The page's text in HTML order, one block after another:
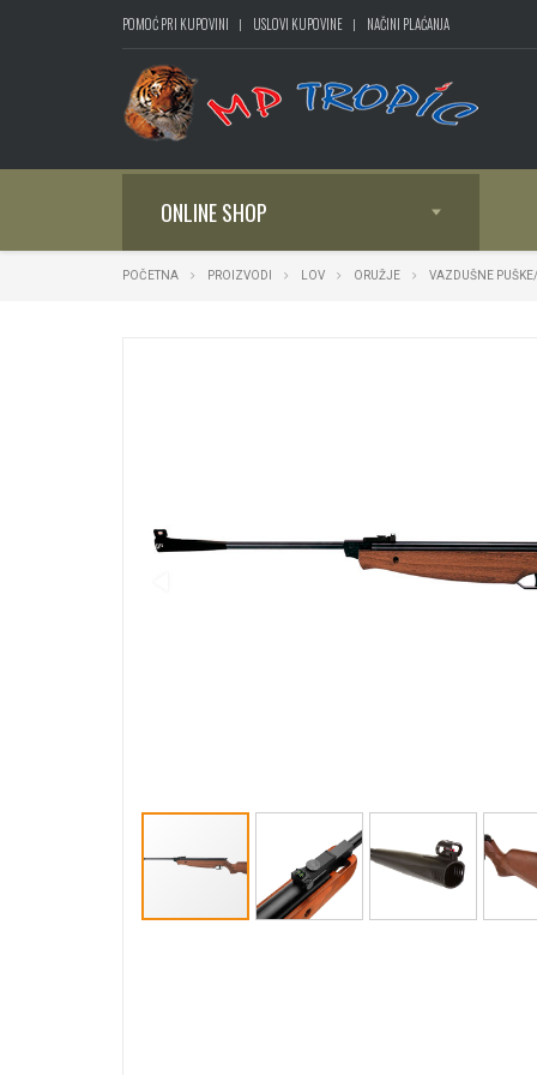
POMOĆ PRI KUPOVINI USLOVI KUPOVINE NAČINI PLAĆANJA
ONLINE SHOP
POČETNA PROIZVODI LOV ORUŽJE VAZDUŠNE